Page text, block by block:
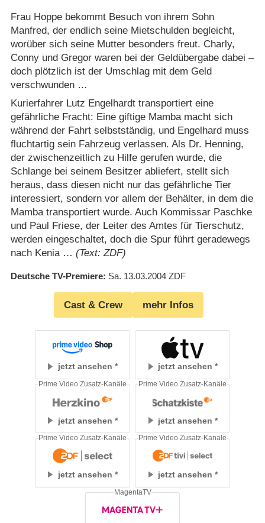
Frau Hoppe bekommt Besuch von ihrem Sohn
Manfred, der endlich seine Mietschulden begleicht,
worüber sich seine Mutter besonders freut. Charly,
Conny und Gregor waren bei der Geldübergabe dabei –
doch plötzlich ist der Umschlag mit dem Geld
verschwunden …
Kurierfahrer Lutz Engelhardt transportiert eine
gefährliche Fracht: Eine giftige Mamba macht sich
während der Fahrt selbstständig, und Engelhard muss
fluchtartig sein Fahrzeug verlassen. Als Dr. Henning,
der zwischenzeitlich zu Hilfe gerufen wurde, die
Schlange bei seinem Besitzer abliefert, stellt sich
heraus, dass diesen nicht nur das gefährliche Tier
interessiert, sondern vor allem der Behälter, in dem die
Mamba transportiert wurde. Auch Kommissar Paschke
und Paul Friese, der Leiter des Amtes für Tierschutz,
werden eingeschaltet, doch die Spur führt geradewegs
nach Kenia … (Text: ZDF)
Deutsche TV-Premiere Sa. 13.03.2004 ZDF
Cast & Crew mehr Infos
jetzt ansehen jetzt ansehen
jetzt ansehen
Prime Video Zusatz-Kanäle
jetzt ansehen
Prime Video Zusatz-Kanäle
jetzt ansehen
Prime Video Zusatz-Kanäle
jetzt ansehen
Prime Video Zusatz-Kanäle
MagentaTV